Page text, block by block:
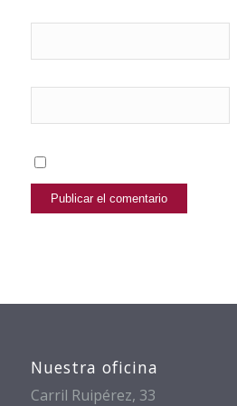
Nuestra oficina
Carril Ruipérez, 33